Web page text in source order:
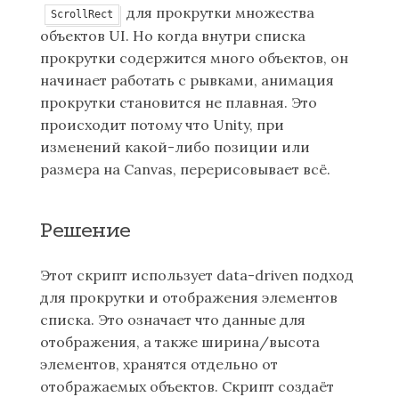
ScrollRect
для прокрутки множества
объектов UI. Но когда внутри списка
прокрутки содержится много объектов, он
начинает работать с рывками, анимация
прокрутки становится не плавная. Это
происходит потому что Unity, при
изменений какой-либо позиции или
размера на Canvas, перерисовывает всё.
Решение
Этот скрипт использует data-driven подход
для прокрутки и отображения элементов
списка. Это означает что данные для
отображения, а также ширина/высота
элементов, хранятся отдельно от
отображаемых объектов. Скрипт создаёт